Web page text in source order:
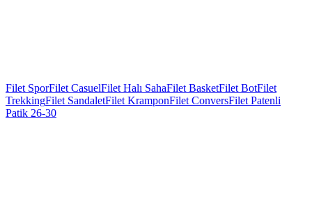
Filet SporFilet CasuelFilet Halı SahaFilet BasketFilet BotFilet
TrekkingFilet SandaletFilet KramponFilet ConversFilet Patenli
Patik 26-30